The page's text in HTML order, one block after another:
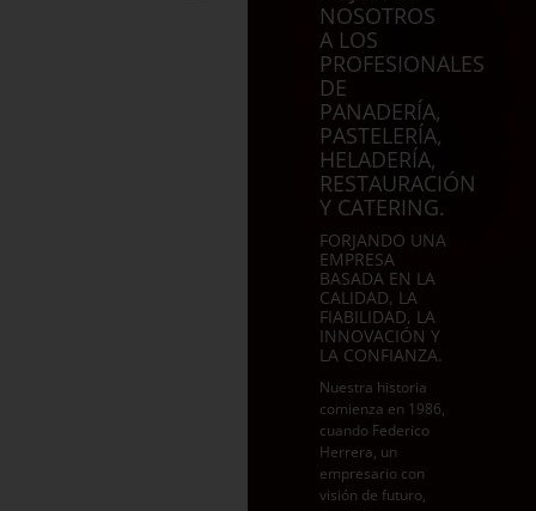
NOSOTROS
A LOS
PROFESIONALES
DE
PANADERÍA,
PASTELERÍA,
HELADERÍA,
RESTAURACIÓN
Y CATERING.
FORJANDO UNA
EMPRESA
BASADA EN LA
CALIDAD, LA
FIABILIDAD, LA
INNOVACIÓN Y
LA CONFIANZA.
Nuestra historia
comienza en 1986,
cuando Federico
Herrera, un
empresario con
visión de futuro,